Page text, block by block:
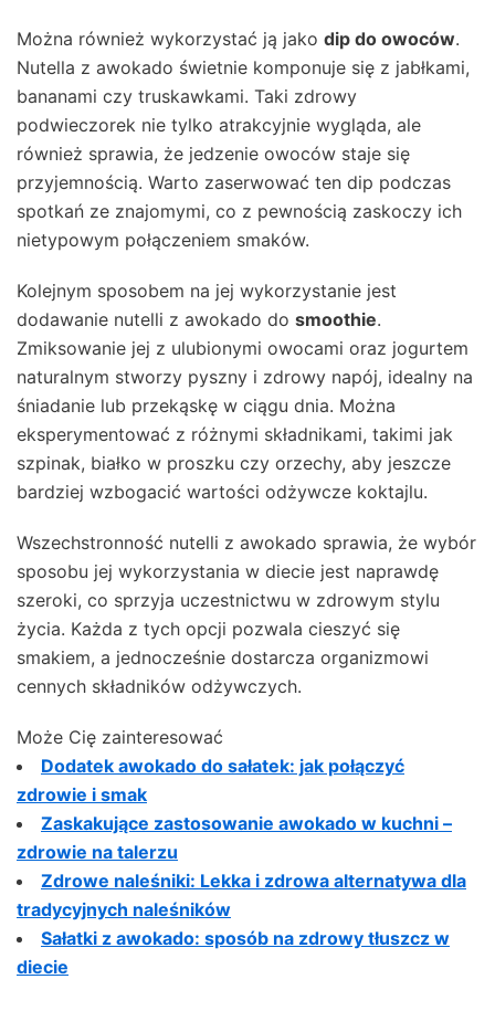
Można również wykorzystać ją jako dip do owoców.
Nutella z awokado świetnie komponuje się z jabłkami,
bananami czy truskawkami. Taki zdrowy
podwieczorek nie tylko atrakcyjnie wygląda, ale
również sprawia, że jedzenie owoców staje się
przyjemnością. Warto zaserwować ten dip podczas
spotkań ze znajomymi, co z pewnością zaskoczy ich
nietypowym połączeniem smaków.
Kolejnym sposobem na jej wykorzystanie jest
dodawanie nutelli z awokado do smoothie.
Zmiksowanie jej z ulubionymi owocami oraz jogurtem
naturalnym stworzy pyszny i zdrowy napój, idealny na
śniadanie lub przekąskę w ciągu dnia. Można
eksperymentować z różnymi składnikami, takimi jak
szpinak, białko w proszku czy orzechy, aby jeszcze
bardziej wzbogacić wartości odżywcze koktajlu.
Wszechstronność nutelli z awokado sprawia, że wybór
sposobu jej wykorzystania w diecie jest naprawdę
szeroki, co sprzyja uczestnictwu w zdrowym stylu
życia. Każda z tych opcji pozwala cieszyć się
smakiem, a jednocześnie dostarcza organizmowi
cennych składników odżywczych.
Może Cię zainteresować
Dodatek awokado do sałatek: jak połączyć
zdrowie i smak
Zaskakujące zastosowanie awokado w kuchni –
zdrowie na talerzu
Zdrowe naleśniki: Lekka i zdrowa alternatywa dla
tradycyjnych naleśników
Sałatki z awokado: sposób na zdrowy tłuszcz w
diecie